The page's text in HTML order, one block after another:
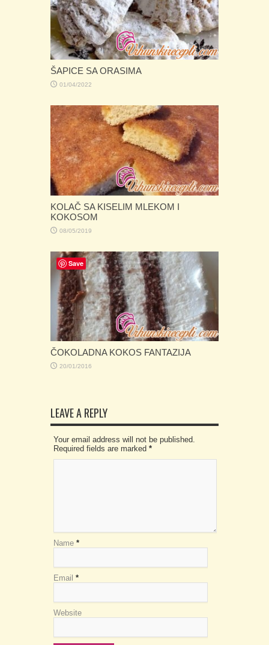
ŠAPICE SA ORASIMA
01/04/2022
KOLAČ SA KISELIM MLEKOM I
KOKOSOM
08/05/2019
ČOKOLADNA KOKOS FANTAZIJA
20/01/2016
LEAVE A REPLY
Your email address will not be published.
Required fields are marked *
Name *
Email *
Website
Save